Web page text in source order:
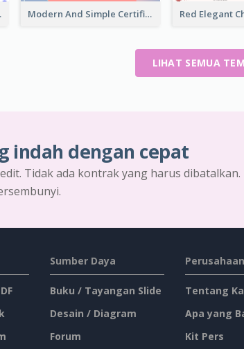
Ideas Modern And Simple Certificate Design Template
LIHAT SEMUA
indah dengan cepat
Tidak ada kontrak yang harus dibatalkan.
Sumber Daya
Buku / Tayangan Slide
Desain / Diagram
Forum
Perusahaan
Tentang
Apa yang
Kit Pers